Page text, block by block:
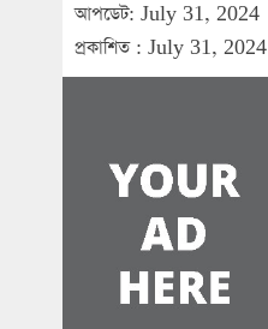
আপডেট: July 31, 2024
প্রকাশিত : July 31, 2024